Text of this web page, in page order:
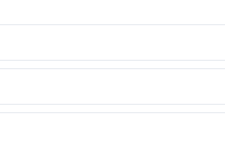
z serii100 % FOR MENspłyca je, poprawia elastyczność,
MACADAMIA INTEGRIFOLIA SEED OIL, ORYZA SATIVA
CETYL ALCOHOL, NIACINAMIDE, LAMINARIA OCHROLEUCA
ARTEMIA EXTRACT, HYDROXYPROPYL CYCLODEXTRIN, CROCUS